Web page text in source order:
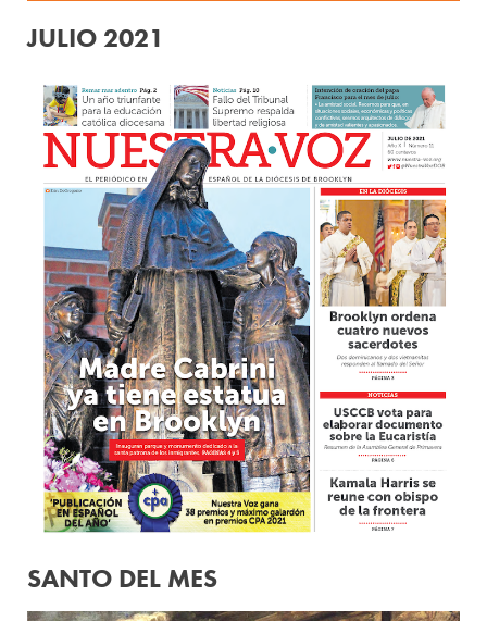
JULIO 2021
SANTO DEL MES